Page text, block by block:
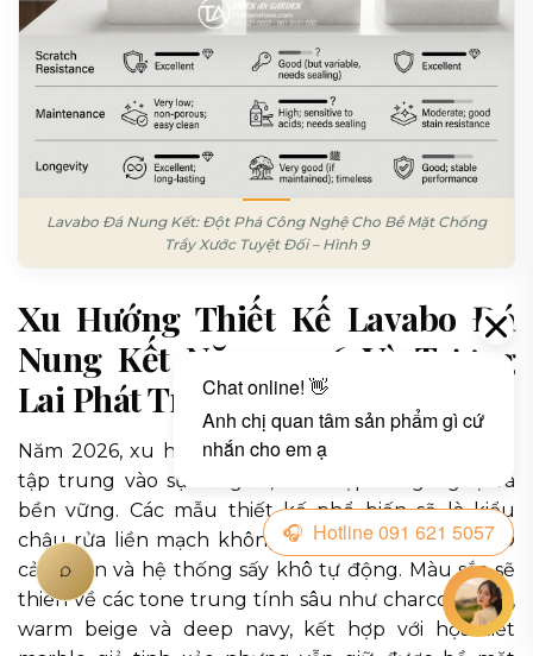
Lavabo Đá Nung Kết: Đột Phá Công Nghệ Cho Bề Mặt Chống
Trầy Xước Tuyệt Đối – Hình 9
Xu Hướng Thiết Kế Lavabo Đá
Nung Kết Năm 2026 Và Tương
Lai Phát Triển
Năm 2026, xu hướng thiết kế lavabo đá nung kết
tập trung vào sự tối giản, tích hợp công nghệ và
bền vững. Các mẫu thiết kế phổ biến sẽ là kiểu
chậu rửa liền mạch không viền, tích hợp đèn LED
cảm biến và hệ thống sấy khô tự động. Màu sắc sẽ
thiên về các tone trung tính sâu như charcoal gray,
warm beige và deep navy, kết hợp với họa tiết